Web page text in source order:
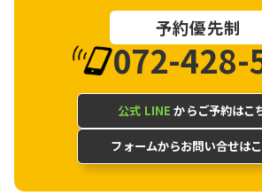
予約優先制
072-428-
公式 LINE からご予約はこ
フォームからお問い合せは